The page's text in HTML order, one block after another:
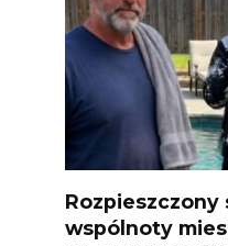
Rozpieszczony
wspólnoty